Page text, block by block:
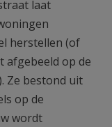
laat
herstellen (of
afgebeeld op de
Ze bestond uit
op de
wordt